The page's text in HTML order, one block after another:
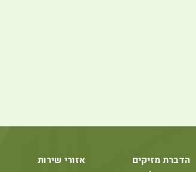
הדברת מזיקים אזורי שירות